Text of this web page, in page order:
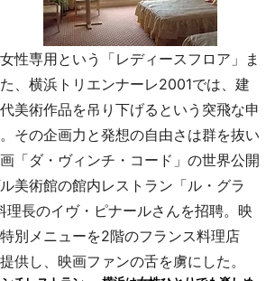
性専用という「レディースフロア」ま
、横浜トリエンナーレ2001では、建
美術作品を吊り下げるという突飛な申
その企画力と発想の自由さは群を抜い
「ダ・ヴィンチ・コード」の世界公開
美術館の館内レストラン「ル・グラ
理長のイヴ・ピナールさんを招聘。映
別メニューを2階のフランス料理店
供し、映画ファンの舌を虜にした。